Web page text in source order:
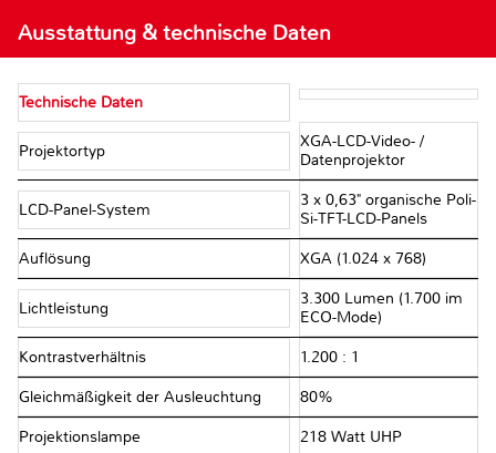
Ausstattung & technische Daten
Technische Daten
Projektortyp
XGA-LCD-Video- /
Datenprojektor
LCD-Panel-System
3 x 0,63" organische Poli-
Si-TFT-LCD-Panels
Auflösung XGA (1.024 x 768)
Lichtleistung
3.300 Lumen (1.700 im
ECO-Mode)
Kontrastverhältnis 1.200 : 1
Gleichmäßigkeit der Ausleuchtung 80%
Projektionslampe 218 Watt UHP